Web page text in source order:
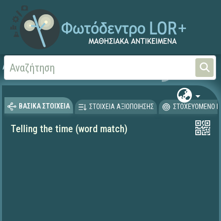
Αρχική Ξένες Γλώσσες -
ΒΑΣΙΚΑ ΣΤΟΙΧΕΙΑ ΣΤΟΙΧΕΙΑ ΑΞΙΟΠΟΙΗΣΗΣ ΣΤΟΧΕΥΟΜΕΝΟ
Telling the time (word match)